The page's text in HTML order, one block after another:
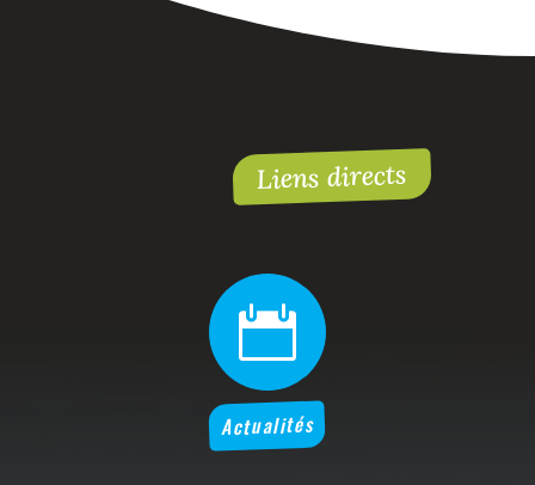
Liens directs

Actualités